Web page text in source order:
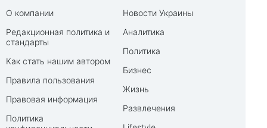
О компании
Редакционная политика и
стандарты
Как стать нашим автором
Правила пользования
Правовая информация
Политика
Новости Украины
Аналитика
Политика
Бизнес
Жизнь
Развлечения